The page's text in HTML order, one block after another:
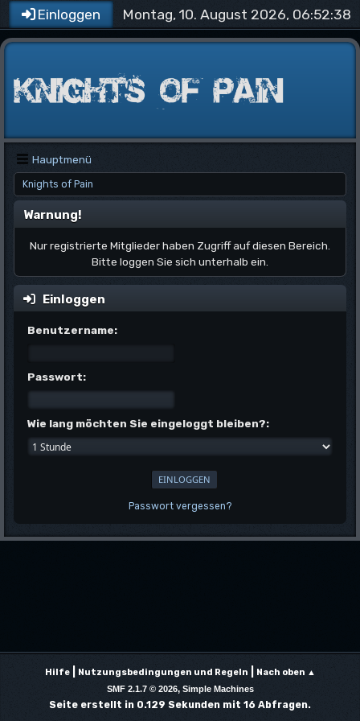
Einloggen Montag, 10. August 2026, 06:52:38
Hauptmenü
Knights of Pain
Warnung!
Nur registrierte Mitglieder haben Zugriff auf diesen Bereich.
Bitte loggen Sie sich unterhalb ein.
Einloggen
Benutzername:
Passwort:
Wie lang möchten Sie eingeloggt bleiben?:
Passwort vergessen?
Hilfe| Nutzungsbedingungen und Regeln Nach oben ▲
SMF 2.1.7 © 2026, Simple Machines
Seite erstellt in 0.129 Sekunden mit 16 Abfragen.